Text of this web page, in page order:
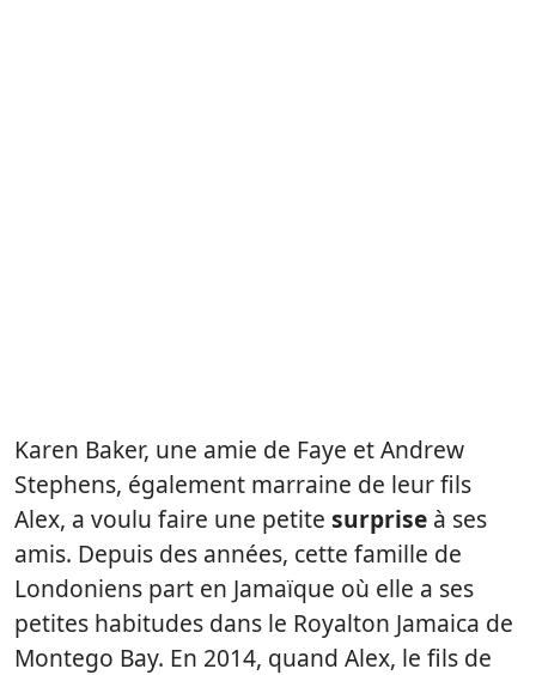
Karen Baker, une amie de Faye et Andrew
Stephens, également marraine de leur fils
Alex, a voulu faire une petite surprise à ses
amis. Depuis des années, cette famille de
Londoniens part en Jamaïque où elle a ses
petites habitudes dans le Royalton Jamaica de
Montego Bay. En 2014, quand Alex, le fils de